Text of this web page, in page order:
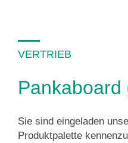
VERTRIEB
Pankaboard
Sie sind eingeladen
Produktpalette